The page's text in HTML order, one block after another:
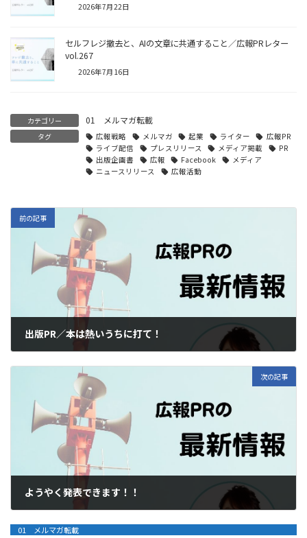
2026年7月22日
セルフレジ撤去と、AIの文章に共通すること／広報PRレター
vol.267
2026年7月16日
カテゴリー 01 メルマガ転載
タグ 広報戦略 メルマガ 起業 ライター
広報PR
ライブ配信
プレスリリース メディア掲載
PR
出版企画書
広報 Facebook
メディア
ニュースリリース
広報活動
前の記事
出版PR／本は熱いうちに打て！
次の記事
ようやく発表できます！！
01 メルマガ転載